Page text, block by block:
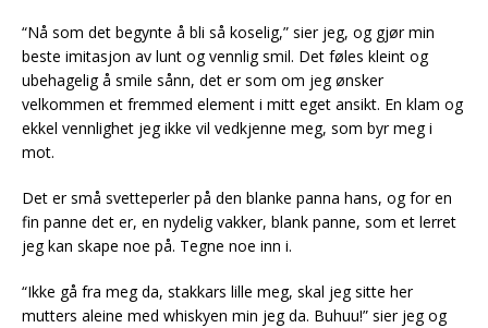
“Nå som det begynte å bli så koselig,” sier jeg, og gjør min
beste imitasjon av lunt og vennlig smil. Det føles kleint og
ubehagelig å smile sånn, det er som om jeg ønsker
velkommen et fremmed element i mitt eget ansikt. En klam og
ekkel vennlighet jeg ikke vil vedkjenne meg, som byr meg i
mot.
Det er små svetteperler på den blanke panna hans, og for en
fin panne det er, en nydelig vakker, blank panne, som et lerret
jeg kan skape noe på. Tegne noe inn i.
“Ikke gå fra meg da, stakkars lille meg, skal jeg sitte her
mutters aleine med whiskyen min jeg da. Buhuu!” sier jeg og